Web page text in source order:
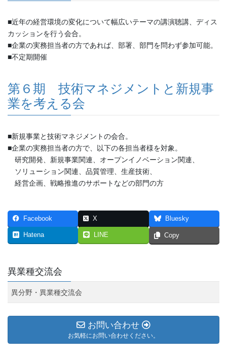
■近年の経営環境の変化について幅広いテーマの講演聴講、ディス
カッションを行う会合。
■企業の実務担当者の方であれば、部署、部門を問わず参加可能。
■不定期開催
第６期 技術マネジメントと新規事
業を考える会
■新規事業と技術マネジメントの会合。
■企業の実務担当者の方で、以下の各担当者様を対象。
研究開発、新規事業関連、オープンイノベーション関連、
ソリューション関連、品質管理、生産技術、
経営企画、戦略推進のサポートなどの部門の方
Facebook X Bluesky
Hatena LINE Copy
異業種交流会
異分野・異業種交流会
お問い合わせ
お気軽にお問い合わせください。